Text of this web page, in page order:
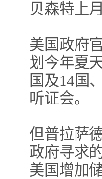
贝森特上
美国政府
划今年夏
国及14国
听证会。
但普拉萨
政府寻求
美国增加